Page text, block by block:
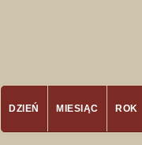
DZIEŃ MIESIĄC ROK